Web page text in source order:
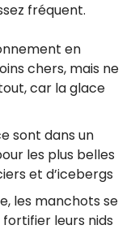
fréquent.
en
chers, mais ne
car la glace
sont dans un
les plus belles
et d’icebergs
les manchots se
leurs nids